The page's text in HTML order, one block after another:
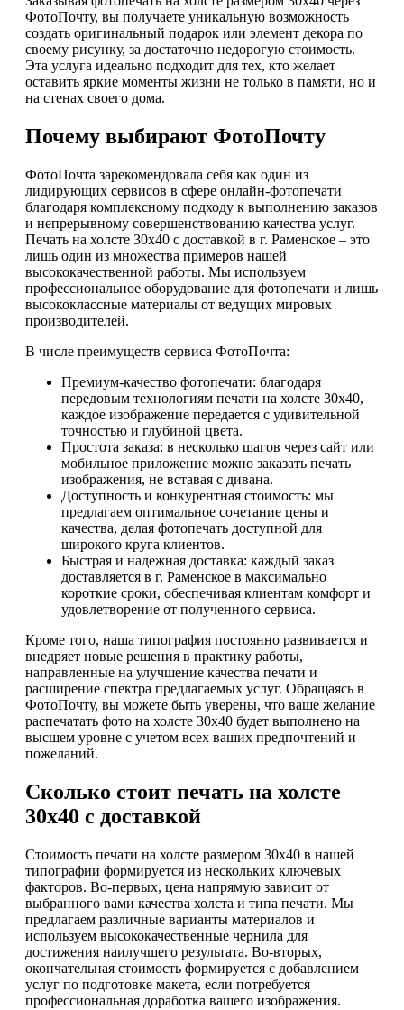
ФотоПочту, вы получаете уникальную возможность
создать оригинальный подарок или элемент декора по
своему рисунку, за достаточно недорогую стоимость.
Эта услуга идеально подходит для тех, кто желает
оставить яркие моменты жизни не только в памяти, но и
на стенах своего дома.
Почему выбирают ФотоПочту
ФотоПочта зарекомендовала себя как один из
лидирующих сервисов в сфере онлайн-фотопечати
благодаря комплексному подходу к выполнению заказов
и непрерывному совершенствованию качества услуг.
Печать на холсте 30х40 с доставкой в г. Раменское – это
лишь один из множества примеров нашей
высококачественной работы. Мы используем
профессиональное оборудование для фотопечати и лишь
высококлассные материалы от ведущих мировых
производителей.
В числе преимуществ сервиса ФотоПочта:
Премиум-качество фотопечати: благодаря
передовым технологиям печати на холсте 30х40,
каждое изображение передается с удивительной
точностью и глубиной цвета.
Простота заказа: в несколько шагов через сайт или
мобильное приложение можно заказать печать
изображения, не вставая с дивана.
Доступность и конкурентная стоимость: мы
предлагаем оптимальное сочетание цены и
качества, делая фотопечать доступной для
широкого круга клиентов.
Быстрая и надежная доставка: каждый заказ
доставляется в г. Раменское в максимально
короткие сроки, обеспечивая клиентам комфорт и
удовлетворение от полученного сервиса.
Кроме того, наша типография постоянно развивается и
внедряет новые решения в практику работы,
направленные на улучшение качества печати и
расширение спектра предлагаемых услуг. Обращаясь в
ФотоПочту, вы можете быть уверены, что ваше желание
распечатать фото на холсте 30х40 будет выполнено на
высшем уровне с учетом всех ваших предпочтений и
пожеланий.
Сколько стоит печать на холсте
30х40 с доставкой
Стоимость печати на холсте размером 30х40 в нашей
типографии формируется из нескольких ключевых
факторов. Во-первых, цена напрямую зависит от
выбранного вами качества холста и типа печати. Мы
предлагаем различные варианты материалов и
используем высококачественные чернила для
достижения наилучшего результата. Во-вторых,
окончательная стоимость формируется с добавлением
услуг по подготовке макета, если потребуется
профессиональная доработка вашего изображения.